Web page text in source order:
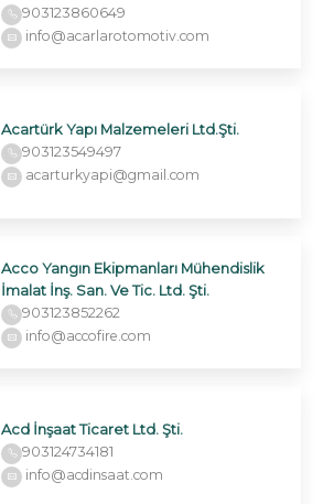
903123860649
info@acarlarotomotiv.com
Acartürk Yapı Malzemeleri Ltd.Şti.
903123549497
acarturkyapi@gmail.com
Acco Yangın Ekipmanları Mühendislik
İmalat İnş. San. Ve Tic. Ltd. Şti.
903123852262
info@accofire.com
Acd İnşaat Ticaret Ltd. Şti.
903124734181
info@acdinsaat.com